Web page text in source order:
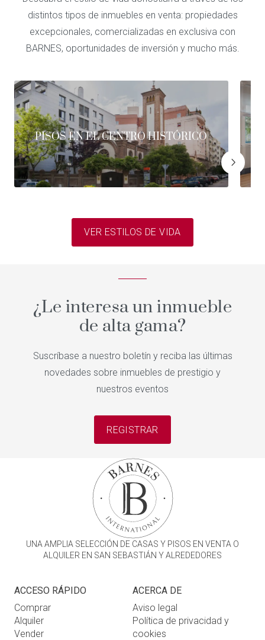
distintos tipos de inmuebles en venta: propiedades
excepcionales, comercializadas en exclusiva con
BARNES, oportunidades de inversión y mucho más.
PISOS EN EL CENTRO HISTÓRICO
VER ESTILOS DE VIDA
¿Le interesa un inmueble
de alta gama?
Suscríbase a nuestro boletín y reciba las últimas
novedades sobre inmuebles de prestigio y
nuestros eventos
REGISTRAR
UNA AMPLIA SELECCIÓN DE CASAS Y PISOS EN VENTA O
ALQUILER EN SAN SEBASTIÁN Y ALREDEDORES
ACCESO RÁPIDO
Comprar
Alquiler
Vender
ACERCA DE
Aviso legal
Política de privacidad y
cookies